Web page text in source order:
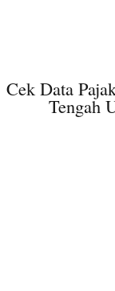
Cek Data
Tengah